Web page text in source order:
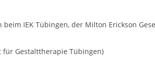
IEK Tübingen, der Milton Erickson
Gestalttherapie Tübingen)